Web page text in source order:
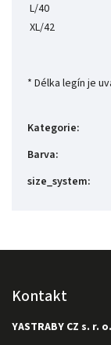
L/40
XL/42
* Délka legín je
Kategorie:
Barva:
size_system:
Kontakt
YASTRABY CZ s. r. o.